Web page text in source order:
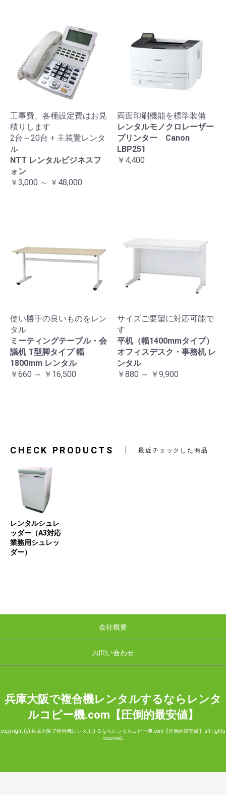
工事費、各種設定費はお見
積りします
2台～20台 + 主装置レンタ
ル
NTT レンタルビジネスフ
ォン
￥3,000 ～ ￥48,000
両面印刷機能を標準装備
レンタルモノクロレーザー
プリンター Canon
LBP251
￥4,400
使い勝手の良いものをレン
タル
ミーティングテーブル・会
議机 T型脚タイプ 幅
1800mm レンタル
￥660 ～ ￥16,500
サイズご要望に対応可能で
す
平机（幅1400mmタイプ）
オフィスデスク・事務机 レ
ンタル
￥880 ～ ￥9,900
CHECK PRODUCTS 最近チェックした商品
レンタルシュレ
ッダー（A3対応
業務用シュレッ
ダー）
会社概要
お問い合わせ
兵庫大阪で複合機レンタルするならレンタ
ルコピー機.com【圧倒的最安値】
copyright (c) 兵庫大阪で複合機レンタルするならレンタルコピー機.com【圧倒的最安値】 all rights
reserved.